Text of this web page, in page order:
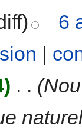
6
|
. .